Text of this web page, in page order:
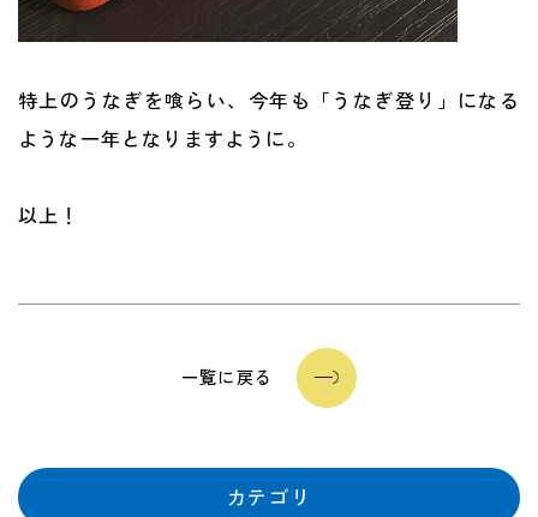
特上のうなぎを喰らい、今年も「うなぎ登り」になる
ような一年となりますように。
以上！
一覧に戻る
カテゴリ